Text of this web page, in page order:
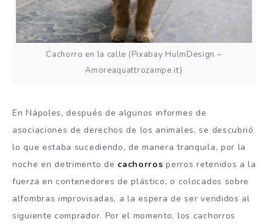
Cachorro en la calle (Pixabay HulmDesign –
Amoreaquattrozampe.it)
En Nápoles, después de algunos informes de
asociaciones de derechos de los animales, se descubrió
lo que estaba sucediendo, de manera tranquila, por la
noche en detrimento de cachorros perros retenidos a la
fuerza en contenedores de plástico, o colocados sobre
alfombras improvisadas, a la espera de ser vendidos al
siguiente comprador. Por el momento, los cachorros